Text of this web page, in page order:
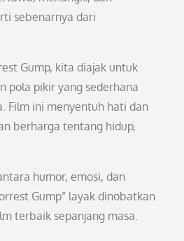
sebenarnya dari
Gump, kita diajak untuk
pola pikir yang sederhana
Film ini menyentuh hati dan
berharga tentang hidup,
humor, emosi, dan
Gump” layak dinobatkan
terbaik sepanjang masa.